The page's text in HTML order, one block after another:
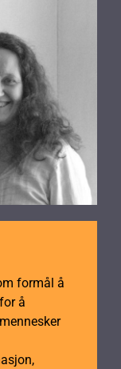
formål å
å